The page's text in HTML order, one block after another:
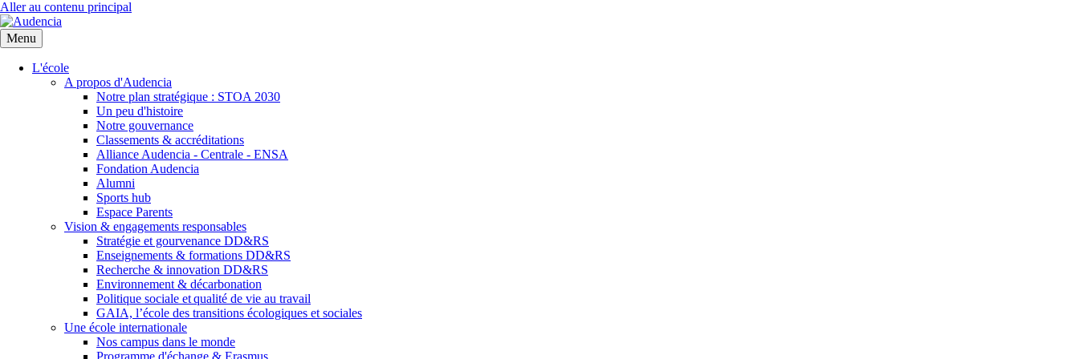
Aller au contenu principal
Menu
L'école
A propos d'Audencia
Notre plan stratégique : STOA 2030
Un peu d'histoire
Notre gouvernance
Classements & accréditations
Alliance Audencia - Centrale - ENSA
Fondation Audencia
Alumni
Sports hub
Espace Parents
Vision & engagements responsables
Stratégie et gourvenance DD&RS
Enseignements & formations DD&RS
Recherche & innovation DD&RS
Environnement & décarbonation
Politique sociale et qualité de vie au travail
GAIA, l’école des transitions écologiques et sociales
Une école internationale
Nos campus dans le monde
Programme d'échange & Erasmus